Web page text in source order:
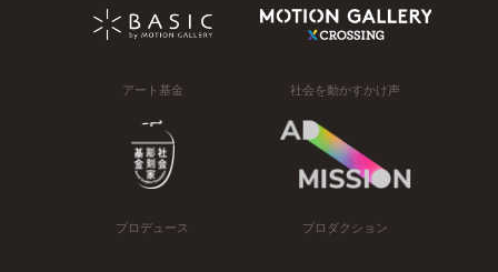
アート基金 社会を動かすかけ声
プロデュース プロダクション